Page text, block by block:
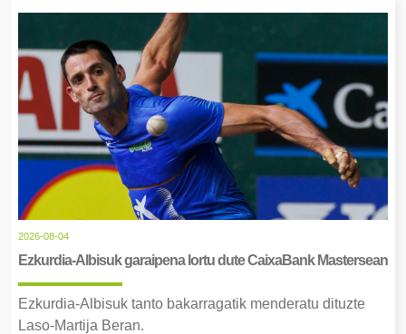
2026-08-04
Ezkurdia-Albisuk garaipena lortu dute CaixaBank Mastersean
Ezkurdia-Albisuk tanto bakarragatik menderatu dituzte
Laso-Martija Beran.